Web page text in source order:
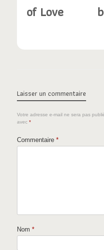
of Love
Laisser un commentaire
Votre adresse e-mail ne sera pas
avec *
Commentaire *
Nom *